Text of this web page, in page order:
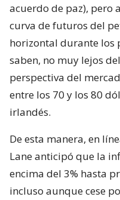
acuerdo de paz), pero
curva de futuros del
horizontal durante los
saben, no muy lejos
perspectiva del
entre los 70 y los 80
irlandés.
De esta manera, en
Lane anticipó que la
encima del 3% hasta
incluso aunque cese